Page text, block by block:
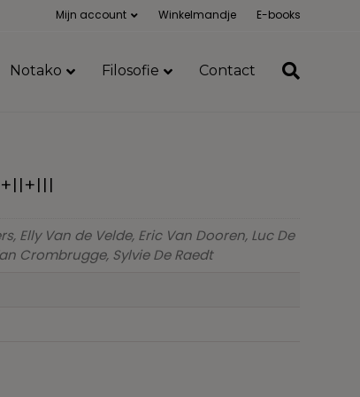
Mijn account Winkelmandje E-books
Notako Filosofie Contact
Elly Van de Velde, Eric Van Dooren, Luc De
Crombrugge, Sylvie De Raedt